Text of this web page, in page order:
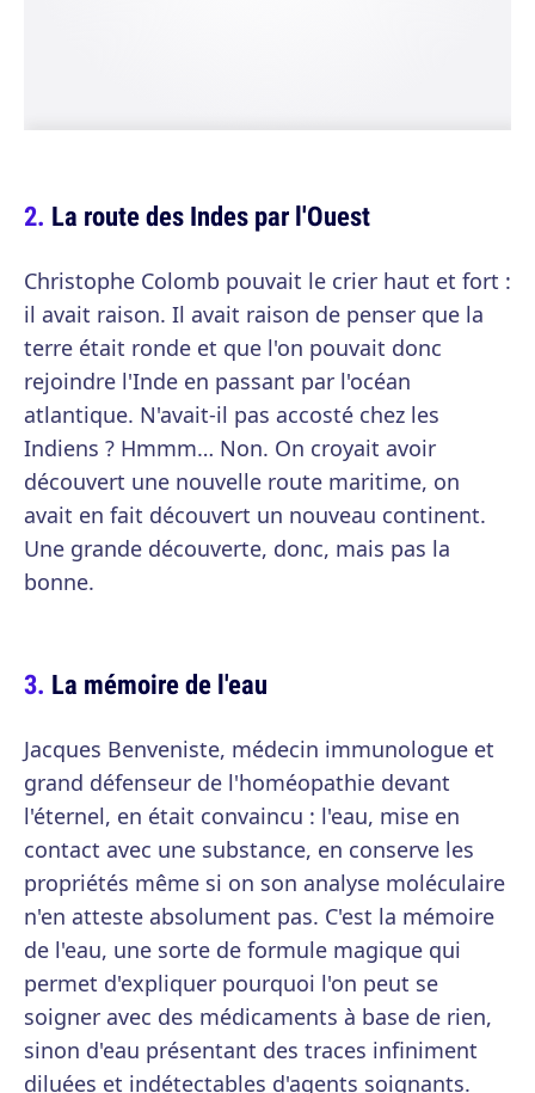
La route des Indes par l'Ouest
Christophe Colomb pouvait le crier haut et fort :
il avait raison. Il avait raison de penser que la
terre était ronde et que l'on pouvait donc
rejoindre l'Inde en passant par l'océan
atlantique. N'avait-il pas accosté chez les
Indiens ? Hmmm… Non. On croyait avoir
découvert une nouvelle route maritime, on
avait en fait découvert un nouveau continent.
Une grande découverte, donc, mais pas la
bonne.
La mémoire de l'eau
Jacques Benveniste, médecin immunologue et
grand défenseur de l'homéopathie devant
l'éternel, en était convaincu : l'eau, mise en
contact avec une substance, en conserve les
propriétés même si on son analyse moléculaire
n'en atteste absolument pas. C'est la mémoire
de l'eau, une sorte de formule magique qui
permet d'expliquer pourquoi l'on peut se
soigner avec des médicaments à base de rien,
sinon d'eau présentant des traces infiniment
diluées et indétectables d'agents soignants.